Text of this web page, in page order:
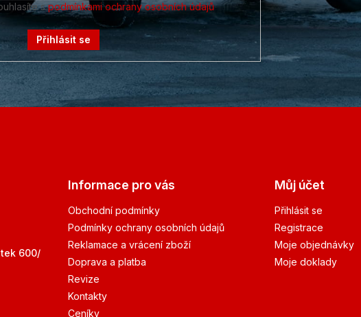
spodmínkami ochrany osobních údajů
Přihlásit se
600/
Informace pro vás
Obchodní podmínky
Podmínky ochrany osobních údajů
Reklamace a vrácení zboží
Doprava a platba
Revize
Kontakty
Ceníky
Můj účet
Přihlásit se
Registrace
Moje objednávky
Moje doklady